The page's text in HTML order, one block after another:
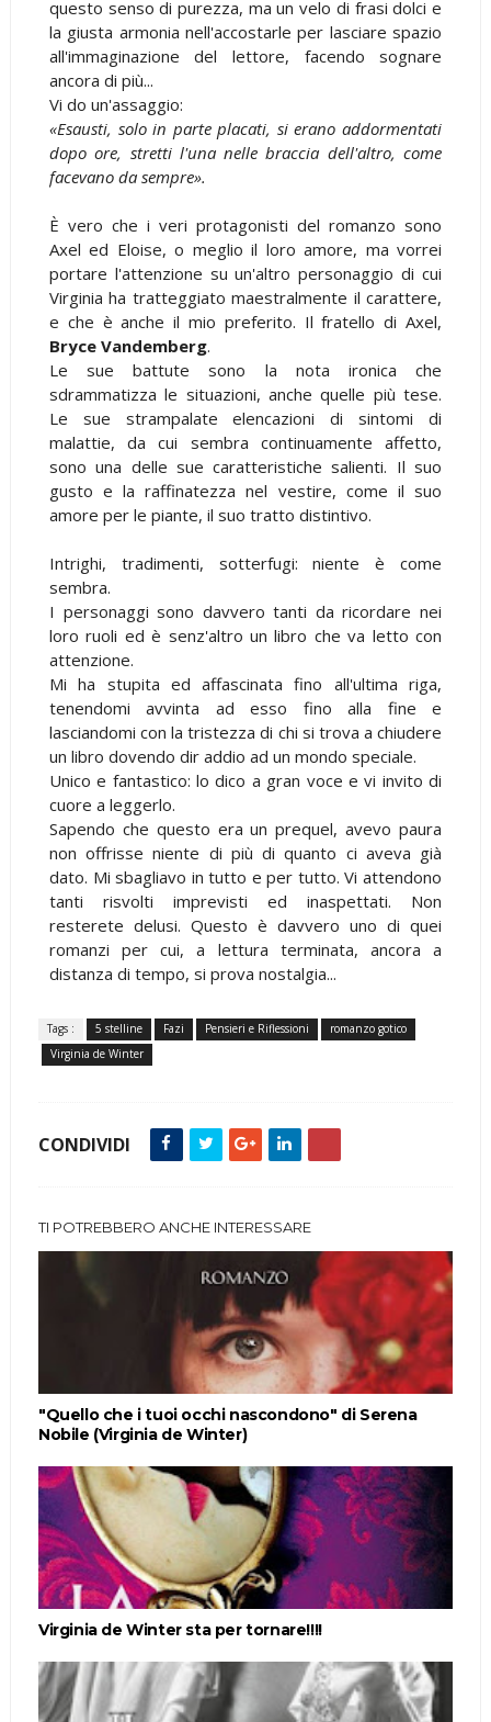
questo senso di purezza, ma un velo di frasi dolci e
la giusta armonia nell'accostarle per lasciare spazio
all'immaginazione del lettore, facendo sognare
ancora di più...
Vi do un'assaggio:
«Esausti, solo in parte placati, si erano addormentati
dopo ore, stretti l'una nelle braccia dell'altro, come
facevano da sempre».
È vero che i veri protagonisti del romanzo sono
Axel ed Eloise, o meglio il loro amore, ma vorrei
portare l'attenzione su un'altro personaggio di cui
Virginia ha tratteggiato maestralmente il carattere,
e che è anche il mio preferito. Il fratello di Axel,
Bryce Vandemberg.
Le sue battute sono la nota ironica che
sdrammatizza le situazioni, anche quelle più tese.
Le sue strampalate elencazioni di sintomi di
malattie, da cui sembra continuamente affetto,
sono una delle sue caratteristiche salienti. Il suo
gusto e la raffinatezza nel vestire, come il suo
amore per le piante, il suo tratto distintivo.
Intrighi, tradimenti, sotterfugi: niente è come
sembra.
I personaggi sono davvero tanti da ricordare nei
loro ruoli ed è senz'altro un libro che va letto con
attenzione.
Mi ha stupita ed affascinata fino all'ultima riga,
tenendomi avvinta ad esso fino alla fine e
lasciandomi con la tristezza di chi si trova a chiudere
un libro dovendo dir addio ad un mondo speciale.
Unico e fantastico: lo dico a gran voce e vi invito di
cuore a leggerlo.
Sapendo che questo era un prequel, avevo paura
non offrisse niente di più di quanto ci aveva già
dato. Mi sbagliavo in tutto e per tutto. Vi attendono
tanti risvolti imprevisti ed inaspettati. Non
resterete delusi. Questo è davvero uno di quei
romanzi per cui, a lettura terminata, ancora a
distanza di tempo, si prova nostalgia...
Tags : 5 stelline Fazi Pensieri e Riflessioni
romanzo gotico
Virginia de Winter
CONDIVIDI
TI POTREBBERO ANCHE INTERESSARE
"Quello che i tuoi occhi nascondono" di Serena
Nobile (Virginia de Winter)
Virginia de Winter sta per tornare!!!!